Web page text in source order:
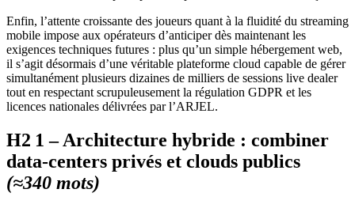
Enfin, l’attente croissante des joueurs quant à la fluidité du streaming
mobile impose aux opérateurs d’anticiper dès maintenant les
exigences techniques futures : plus qu’un simple hébergement web,
il s’agit désormais d’une véritable plateforme cloud capable de gérer
simultanément plusieurs dizaines de milliers de sessions live dealer
tout en respectant scrupuleusement la régulation GDPR et les
licences nationales délivrées par l’ARJEL.
H2 1 – Architecture hybride : combiner
data‑centers privés et clouds publics
(≈340 mots)